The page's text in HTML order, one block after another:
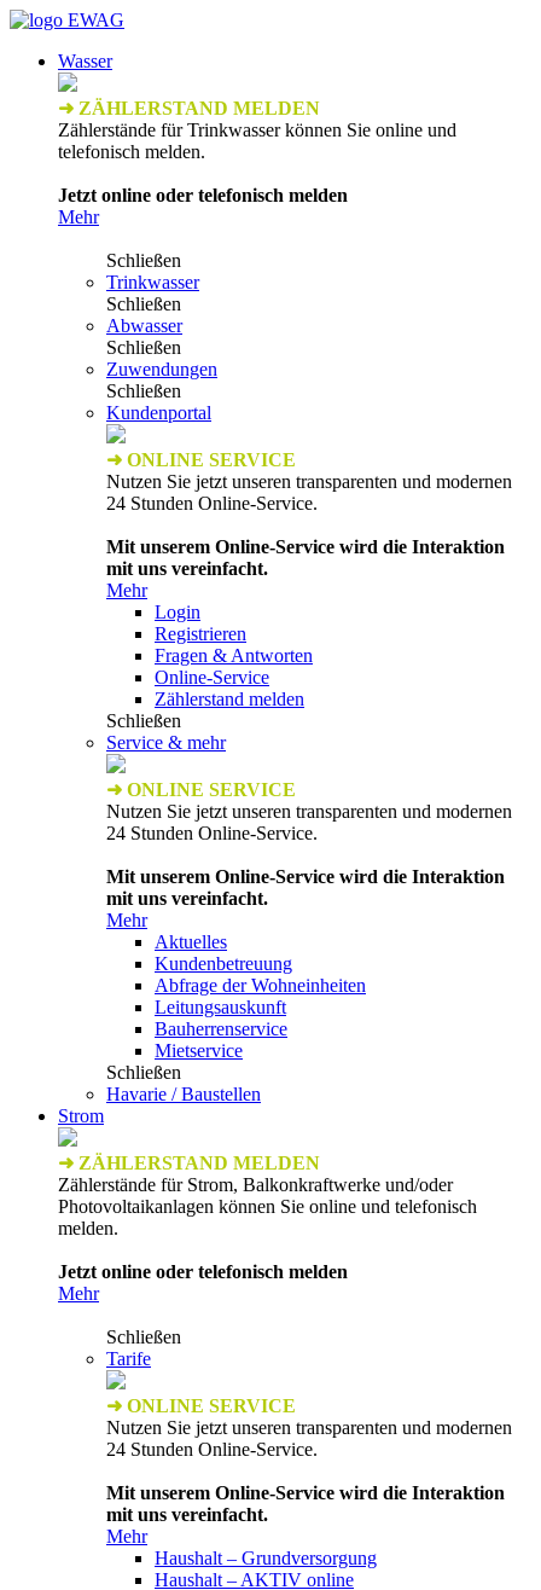
Wasser
➜ ZÄHLERSTAND MELDEN
Zählerstände für Trinkwasser können Sie online und
telefonisch melden.
Jetzt online oder telefonisch melden
Mehr
Schließen
Trinkwasser
Schließen
Abwasser
Schließen
Zuwendungen
Schließen
Kundenportal
➜ ONLINE SERVICE
Nutzen Sie jetzt unseren transparenten und modernen
24 Stunden Online-Service.
Mit unserem Online-Service wird die Interaktion
mit uns vereinfacht.
Mehr
Login
Registrieren
Fragen & Antworten
Online-Service
Zählerstand melden
Schließen
Service & mehr
➜ ONLINE SERVICE
Nutzen Sie jetzt unseren transparenten und modernen
24 Stunden Online-Service.
Mit unserem Online-Service wird die Interaktion
mit uns vereinfacht.
Mehr
Aktuelles
Kundenbetreuung
Abfrage der Wohneinheiten
Leitungsauskunft
Bauherrenservice
Mietservice
Schließen
Havarie / Baustellen
Strom
➜ ZÄHLERSTAND MELDEN
Zählerstände für Strom, Balkonkraftwerke und/oder
Photovoltaikanlagen können Sie online und telefonisch
melden.
Jetzt online oder telefonisch melden
Mehr
Schließen
Tarife
➜ ONLINE SERVICE
Nutzen Sie jetzt unseren transparenten und modernen
24 Stunden Online-Service.
Mit unserem Online-Service wird die Interaktion
mit uns vereinfacht.
Mehr
Haushalt – Grundversorgung
Haushalt – AKTIV online